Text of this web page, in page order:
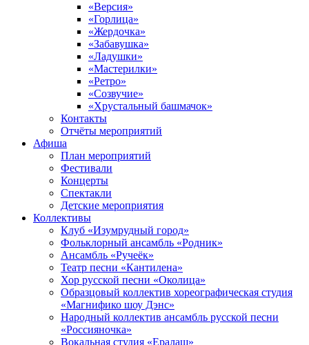
«Версия»
«Горлица»
«Жердочка»
«Забавушка»
«Ладушки»
«Мастерилки»
«Ретро»
«Созвучие»
«Хрустальный башмачок»
Контакты
Отчёты мероприятий
Афиша
План мероприятий
Фестивали
Концерты
Спектакли
Детские мероприятия
Коллективы
Клуб «Изумрудный город»
Фольклорный ансамбль «Родник»
Ансамбль «Ручеёк»
Театр песни «Кантилена»
Хор русской песни «Околица»
Образцовый коллектив хореографическая студия
«Магнифико шоу Дэнс»
Народный коллектив ансамбль русской песни
«Россияночка»
Вокальная студия «Ералаш»